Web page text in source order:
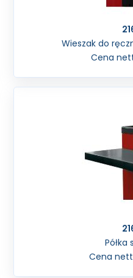
Wieszak do
Cena
Półka
Cena